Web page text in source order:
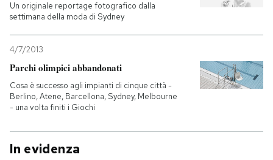
Un originale reportage fotografico dalla
settimana della moda di Sydney
4/7/2013
Parchi olimpici abbandonati
Cosa è successo agli impianti di cinque città -
Berlino, Atene, Barcellona, Sydney, Melbourne
- una volta finiti i Giochi
In evidenza